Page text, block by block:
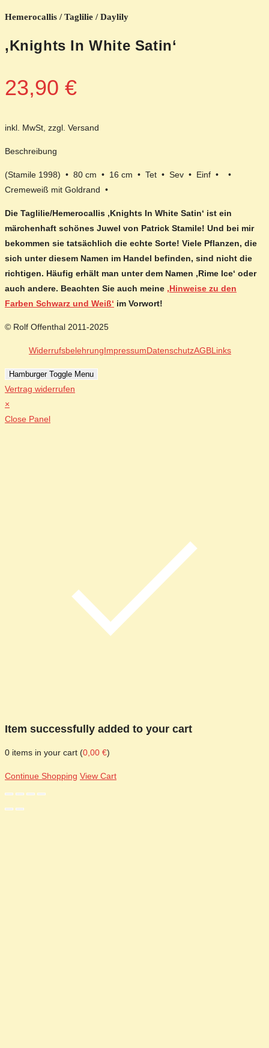
Hemerocallis / Taglilie / Daylily
‚Knights In White Satin‘
23,90 €
inkl. MwSt, zzgl. Versand
Beschreibung
(Stamile 1998) • 80 cm • 16 cm • Tet • Sev • Einf • •
Cremeweiß mit Goldrand •
Die Taglilie/Hemerocallis ‚Knights In White Satin‘ ist ein
märchenhaft schönes Juwel von Patrick Stamile! Und bei mir
bekommen sie tatsächlich die echte Sorte! Viele Pflanzen, die
sich unter diesem Namen im Handel befinden, sind nicht die
richtigen. Häufig erhält man unter dem Namen ‚Rime Ice‘ oder
auch andere. Beachten Sie auch meine ‚Hinweise zu den
Farben Schwarz und Weiß‘ im Vorwort!
© Rolf Offenthal 2011-2025
WiderrufsbelehrungImpressumDatenschutzAGBLinks
Hamburger Toggle Menu
Vertrag widerrufen
×
Close Panel
Item successfully added to your cart
0 items in your cart (0,00 €)
Continue Shopping View Cart